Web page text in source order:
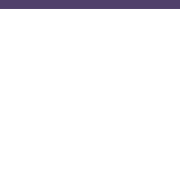
TODOS ARQUITETURA